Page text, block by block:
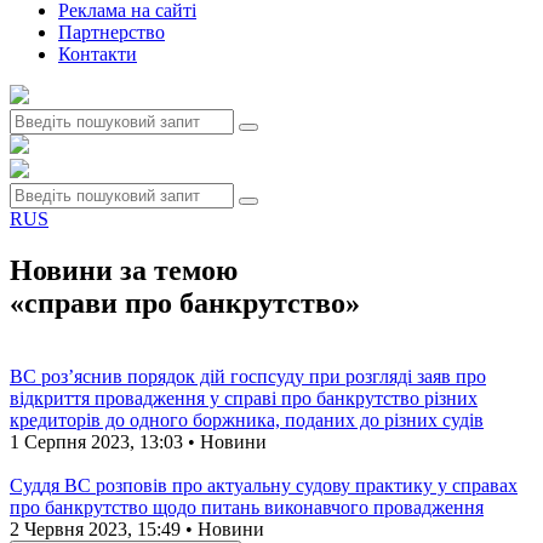
Реклама на сайтi
Партнерство
Контакти
RUS
Новини за темою
«справи про банкрутство»
ВС роз’яснив порядок дій госпсуду при розгляді заяв про
відкриття провадження у справі про банкрутство різних
кредиторів до одного боржника, поданих до різних судів
1 Серпня 2023, 13:03 • Новини
Суддя ВС розповів про актуальну судову практику у справах
про банкрутство щодо питань виконавчого провадження
2 Червня 2023, 15:49 • Новини